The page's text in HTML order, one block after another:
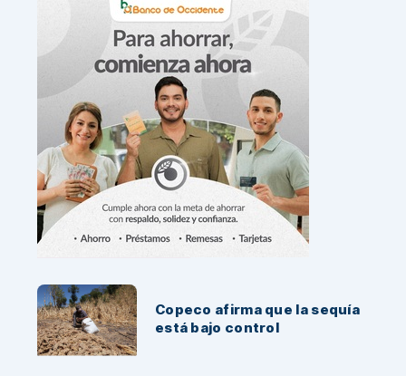
Copeco afirma que la sequía
está bajo control